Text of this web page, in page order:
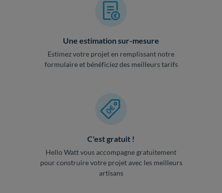
Une estimation sur-mesure
Estimez votre projet en remplissant notre
formulaire et bénéficiez des meilleurs tarifs
C'est gratuit !
Hello Watt vous accompagne gratuitement
pour construire votre projet avec les meilleurs
artisans